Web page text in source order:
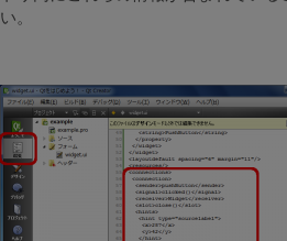
い。